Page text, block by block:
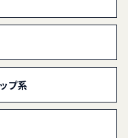
プ系